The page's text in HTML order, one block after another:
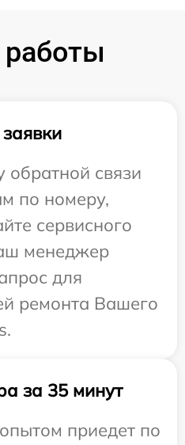
связи
по номеру,
сервисного
менеджер
для
ремонта Вашего
за 35 минут
приедет по